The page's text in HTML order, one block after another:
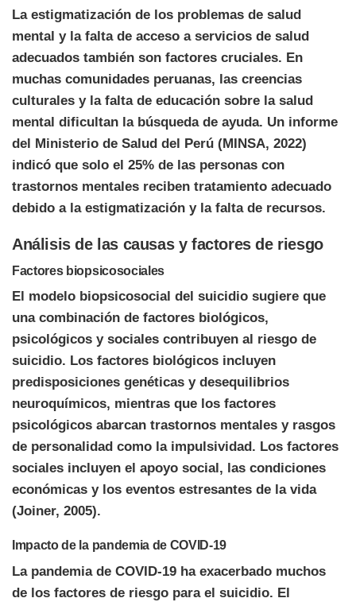
La estigmatización de los problemas de salud
mental y la falta de acceso a servicios de salud
adecuados también son factores cruciales. En
muchas comunidades peruanas, las creencias
culturales y la falta de educación sobre la salud
mental dificultan la búsqueda de ayuda. Un informe
del Ministerio de Salud del Perú (MINSA, 2022)
indicó que solo el 25% de las personas con
trastornos mentales reciben tratamiento adecuado
debido a la estigmatización y la falta de recursos.
Análisis de las causas y factores de riesgo
Factores biopsicosociales
El modelo biopsicosocial del suicidio sugiere que
una combinación de factores biológicos,
psicológicos y sociales contribuyen al riesgo de
suicidio. Los factores biológicos incluyen
predisposiciones genéticas y desequilibrios
neuroquímicos, mientras que los factores
psicológicos abarcan trastornos mentales y rasgos
de personalidad como la impulsividad. Los factores
sociales incluyen el apoyo social, las condiciones
económicas y los eventos estresantes de la vida
(Joiner, 2005).
Impacto de la pandemia de COVID-19
La pandemia de COVID-19 ha exacerbado muchos
de los factores de riesgo para el suicidio. El